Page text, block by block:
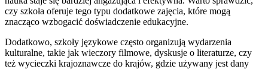
czy szkoła oferuje tego typu dodatkowe zajęcia, które mogą
znacząco wzbogacić doświadczenie edukacyjne.
Dodatkowo, szkoły językowe często organizują wydarzenia
kulturalne, takie jak wieczory filmowe, dyskusje o literaturze, czy
też wycieczki krajoznawcze do krajów, gdzie używany jest dany